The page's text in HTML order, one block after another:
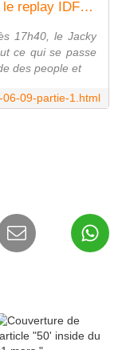
Le JJDA - 2017/06/09 - partie 1 sur le replay IDF1 - IDF1
17h40, le Jacky
ce qui se passe
des people et
06-09-partie-1.html